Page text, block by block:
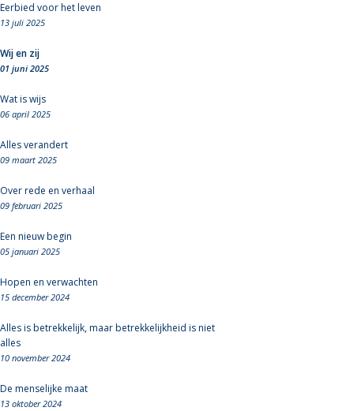
Eerbied voor het leven
13 juli 2025
Wij en zij
01 juni 2025
Wat is wijs
06 april 2025
Alles verandert
09 maart 2025
Over rede en verhaal
09 februari 2025
Een nieuw begin
05 januari 2025
Hopen en verwachten
15 december 2024
Alles is betrekkelijk, maar betrekkelijkheid is niet
alles
10 november 2024
De menselijke maat
13 oktober 2024